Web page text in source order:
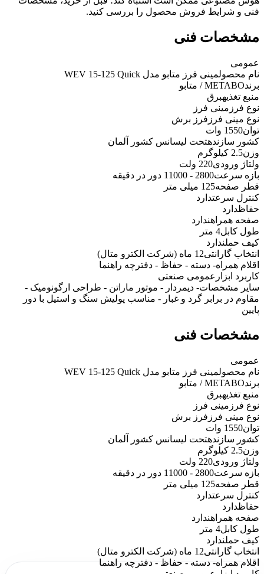
فنی و شرایط فروش محصول را بررسی کنید.
مشخصات فنی
عمومی
نام محصولمینی فرز متابو مدل WEV 15-125 Quick
برندMETABO / متابو
منبع تغذیهبرق
نوع فرز مینی فرز
نوع مینی فرز فرز برش
توان1550 وات
کشور سازندهتحت لیسانس کشور آلمان
وزن2.5 کیلوگرم
ولتاژ ورودی220 ولت
بازه سرعت2800 - 11000 دور در دقیقه
قطر صفحه125 میلی متر
کنترل سرعتدارد
حفاظدارد
صفحه همراهندارد
طول کابل4 متر
کیف حملندارد
انتخاب گارانتی12 ماه (شرکت الکترو متال)
اقلام همراه- دسته - حفاظ - دفترچه راهنما
کاربرد ابزار عمومی صنعتی
سایر مشخصات- دیمردار - موتور ماراتن - طراحی ارگونومیک -
مقاوم در برابر گرد و غبار - مناسب پولیش سنگ و استیل با دور
پایین
مشخصات فنی
عمومی
نام محصولمینی فرز متابو مدل WEV 15-125 Quick
برندMETABO / متابو
منبع تغذیهبرق
نوع فرز مینی فرز
نوع مینی فرز فرز برش
توان1550 وات
کشور سازندهتحت لیسانس کشور آلمان
وزن2.5 کیلوگرم
ولتاژ ورودی220 ولت
بازه سرعت2800 - 11000 دور در دقیقه
قطر صفحه125 میلی متر
کنترل سرعتدارد
حفاظدارد
صفحه همراهندارد
طول کابل4 متر
کیف حملندارد
انتخاب گارانتی12 ماه (شرکت الکترو متال)
اقلام همراه- دسته - حفاظ - دفترچه راهنما